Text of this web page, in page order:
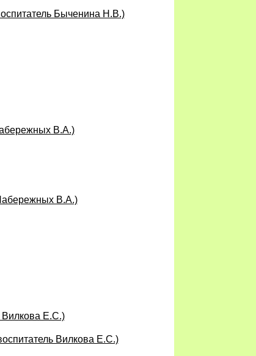
Быченина Н.В.)
В.А.)
В.А.)
Вилкова Е.С.)
Вилкова Е.С.)